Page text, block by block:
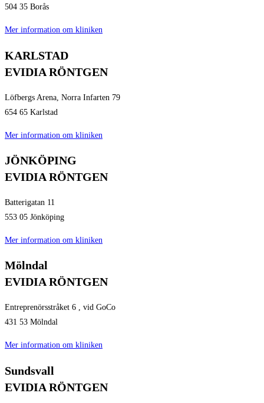
504 35 Borås
Mer information om kliniken
KARLSTAD
EVIDIA RÖNTGEN​
Löfbergs Arena, Norra Infarten 79
654 65 Karlstad
Mer information om kliniken
JÖNKÖPING
EVIDIA RÖNTGEN
Batterigatan 11
553 05 Jönköping
Mer information om kliniken
Mölndal
EVIDIA RÖNTGEN
Entreprenörsstråket 6 , vid GoCo
431 53 Mölndal
Mer information om kliniken
Sundsvall
EVIDIA RÖNTGEN